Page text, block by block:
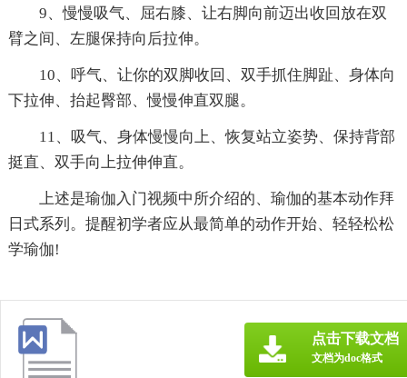
9、慢慢吸气、屈右膝、让右脚向前迈出收回放在双
臂之间、左腿保持向后拉伸。
10、呼气、让你的双脚收回、双手抓住脚趾、身体向
下拉伸、抬起臀部、慢慢伸直双腿。
11、吸气、身体慢慢向上、恢复站立姿势、保持背部
挺直、双手向上拉伸伸直。
上述是瑜伽入门视频中所介绍的、瑜伽的基本动作拜
日式系列。提醒初学者应从最简单的动作开始、轻轻松松
学瑜伽!
点击下载文档
文档为doc格式